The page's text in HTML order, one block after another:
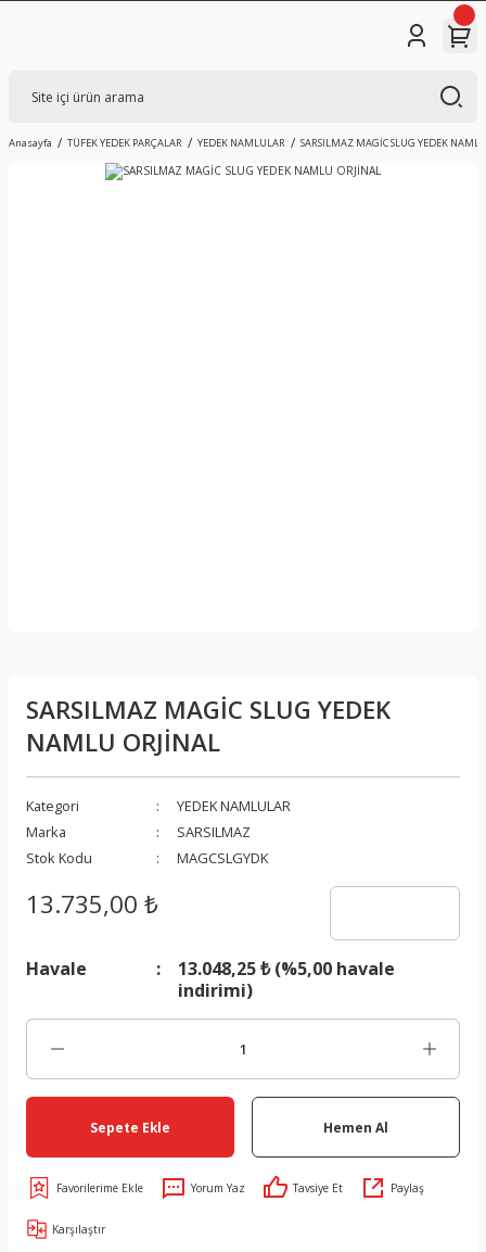
Anasayfa TÜFEK YEDEK PARÇALAR YEDEK NAMLULAR SARSILMAZ MAGİC SLUG YEDEK
SARSILMAZ MAGİC SLUG YEDEK
NAMLU ORJİNAL
Kategori
YEDEK NAMLULAR
Marka
SARSILMAZ
Stok Kodu
MAGCSLGYDK
13.735,00 ₺
Havale
13.048,25 ₺ (%5,00 havale
indirimi)
Sepete Ekle Hemen Al
Yorum Yaz Tavsiye Et Paylaş
Karşılaştır